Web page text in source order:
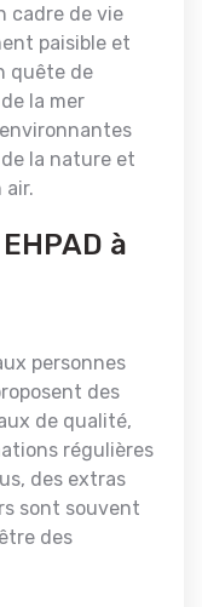
cadre de vie
paisible et
quête de
la mer
la nature et
air.
à
personnes
des
de qualité,
régulières
des extras
sont souvent
des